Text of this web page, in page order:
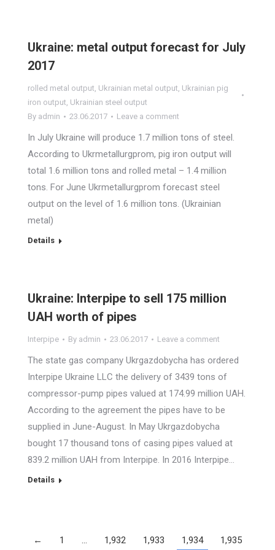
Ukraine: metal output forecast for July
2017
rolled metal output, Ukrainian metal output, Ukrainian pig
iron output, Ukrainian steel output
By admin 23.06.2017 Leave a comment
In July Ukraine will produce 1.7 million tons of steel.
According to Ukrmetallurgprom, pig iron output will
total 1.6 million tons and rolled metal – 1.4 million
tons. For June Ukrmetallurgprom forecast steel
output on the level of 1.6 million tons. (Ukrainian
metal)
Details
Ukraine: Interpipe to sell 175 million
UAH worth of pipes
Interpipe By admin 23.06.2017 Leave a comment
The state gas company Ukrgazdobycha has ordered
Interpipe Ukraine LLC the delivery of 3439 tons of
compressor-pump pipes valued at 174.99 million UAH.
According to the agreement the pipes have to be
supplied in June-August. In May Ukrgazdobycha
bought 17 thousand tons of casing pipes valued at
839.2 million UAH from Interpipe. In 2016 Interpipe…
Details
← 1 … 1,932 1,933 1,934 1,935